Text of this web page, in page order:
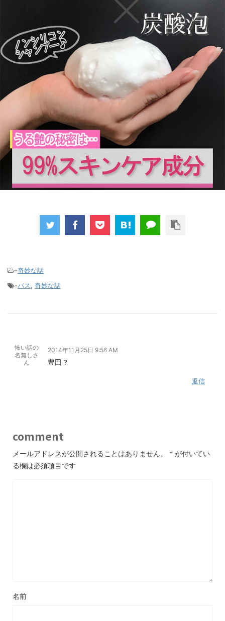
-奇妙な話
-バス, 奇妙な話
怖い話の
名無しさ
ん
2014年11月25日 9:56 AM
豊田？
返信
comment
メールアドレスが公開されることはありません。 * が付いてい
る欄は必須項目です
名前